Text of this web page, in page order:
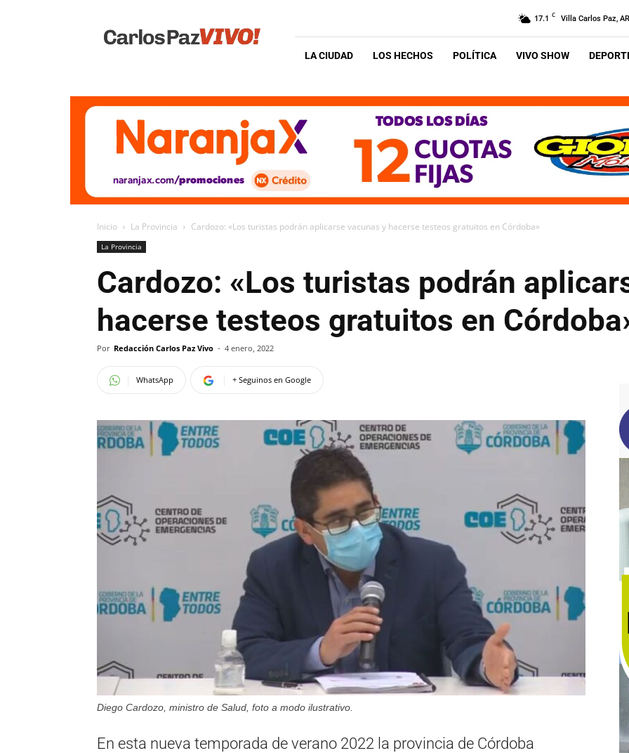
Vivo
17.1 C Villa Carlos Paz, AR
LA CIUDAD LOS HECHOS POLÍTICA VIVO SHOW
Inicio La Provincia Cardozo: «Los turistas podrán aplicarse vacunas y hacerse testeos gratuitos en Córdoba»
La Provincia
Cardozo: «Los turistas podrán
hacerse testeos gratuitos en
Por Redacción Carlos Paz Vivo - 4 enero, 2022
WhatsApp + Seguinos en Google
Diego Cardozo, ministro de Salud, foto a modo ilustrativo.
En esta nueva temporada de verano 2022 la provincia de Córdoba